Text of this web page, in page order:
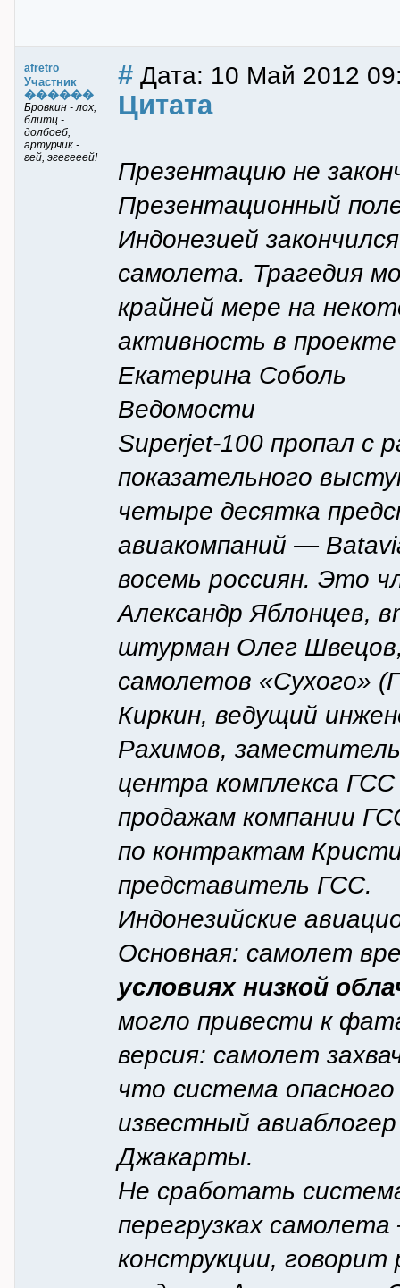
afretro
Участник
������
Бровкин - лох,
блитц -
долбоеб,
артурчик -
гей, эгегееей!
# Дата: 10 Май 2012
Цитата
Презентацию не
Презентационный
Индонезией
самолета. Трагедия
крайней мере на
активность в
Екатерина Соболь
Ведомости
Superjet-100 пропал с
показательного
четыре десятка
авиакомпаний —
восемь россиян. Это
Александр Яблонцев,
штурман Олег
самолетов «Сухого»
Киркин, ведущий
Рахимов,
центра комплекса
продажам компании
по контрактам
представитель ГСС.
Индонезийские
Основная: самолет
условиях низкой
могло привести к
версия: самолет
что система
известный
Джакарты.
Не сработать
перегрузках
конструкции, говорит